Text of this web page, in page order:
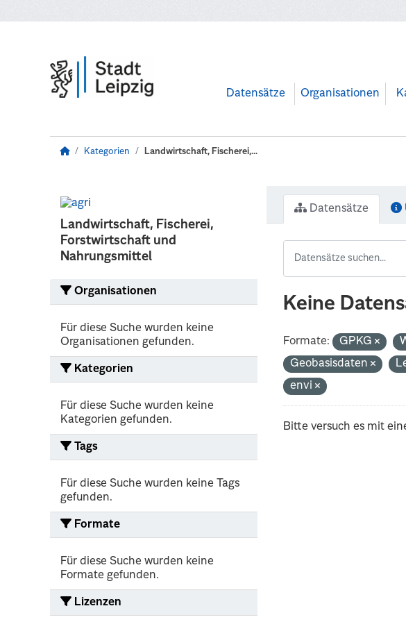
Datensätze Organisationen
Kategorien Landwirtschaft, Fischerei,...
Landwirtschaft, Fischerei,
Forstwirtschaft und
Nahrungsmittel
Organisationen
Für diese Suche wurden keine
Organisationen gefunden.
Kategorien
Für diese Suche wurden keine
Kategorien gefunden.
Tags
Für diese Suche wurden keine Tags
gefunden.
Formate
Für diese Suche wurden keine
Formate gefunden.
Lizenzen
Datensätze
Keine
Formate: GPKG
Geobasisdaten
envi
Bitte versuch es mit